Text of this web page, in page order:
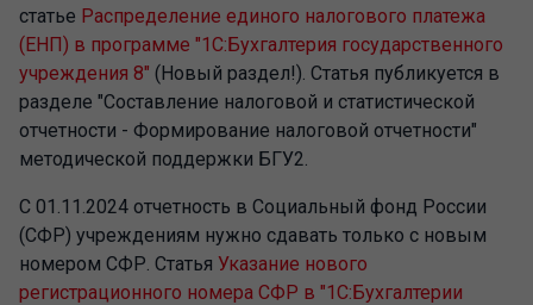
статье Распределение единого налогового платежа
(ЕНП) в программе "1С:Бухгалтерия государственного
учреждения 8" (Новый раздел!). Статья публикуется в
разделе "Составление налоговой и статистической
отчетности - Формирование налоговой отчетности"
методической поддержки БГУ2.
С 01.11.2024 отчетность в Социальный фонд России
(СФР) учреждениям нужно сдавать только с новым
номером СФР. Статья Указание нового
регистрационного номера СФР в "1С:Бухгалтерии